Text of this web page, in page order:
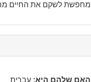
לשקם את החיים
האם שלהם היא: עברית